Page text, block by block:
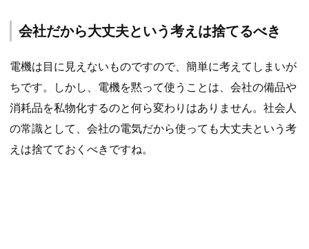
会社だから大丈夫という考えは捨てるべき
電機は目に見えないものですので、簡単に考えてしまいが
ちです。しかし、電機を黙って使うことは、会社の備品や
消耗品を私物化するのと何ら変わりはありません。社会人
の常識として、会社の電気だから使っても大丈夫という考
えは捨てておくべきですね。